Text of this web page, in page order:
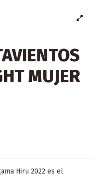
MUJER
Hiru 2022 es el